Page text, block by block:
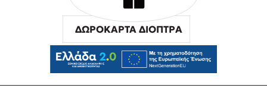
ΔΩΡΟΚΑΡΤΑ ΔΙΟΠΤΡΑ